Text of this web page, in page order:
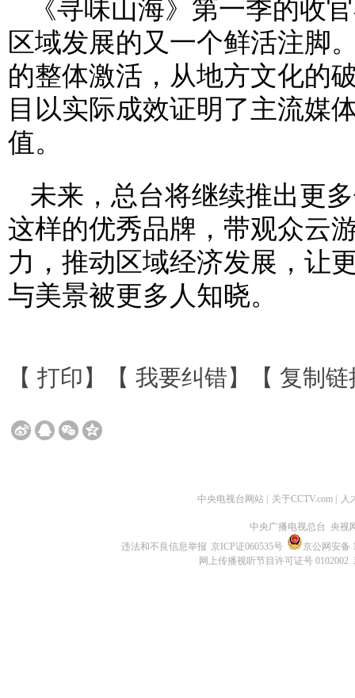
《寻味山海》第一季的收
区域发展的又一个鲜活注脚
的整体激活，从地方文化的
目以实际成效证明了主流媒
值。
未来，总台将继续推出更
这样的优秀品牌，带观众云
力，推动区域经济发展，让
与美景被更多人知晓。
【 打印 】【 我要纠错】【 复制链
中央电视台网站 | 关于CCTV.com | 人
中央广播电视总台 央视
违法和不良信息举报 京ICP证060535号
京公网安备
网上传播视听节目许可证号 0102002